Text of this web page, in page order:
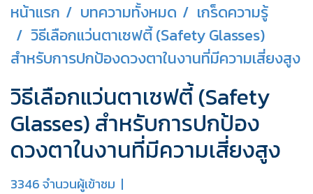
หน้าแรก บทความทั้งหมด
เกร็ดความรู้
วิธีเลือกแว่นตาเซฟตี้ (Safety Glasses)
สำหรับการปกป้องดวงตาในงานที่มีความเสี่ยงสูง
วิธีเลือกแว่นตาเซฟตี้ (Safety
Glasses) สำหรับการปกป้อง
ดวงตาในงานที่มีความเสี่ยงสูง
3346 จำนวนผู้เข้าชม |